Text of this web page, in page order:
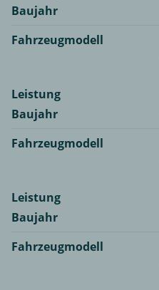
Baujahr
Fahrzeugmodell
Leistung
Baujahr
Fahrzeugmodell
Leistung
Baujahr
Fahrzeugmodell